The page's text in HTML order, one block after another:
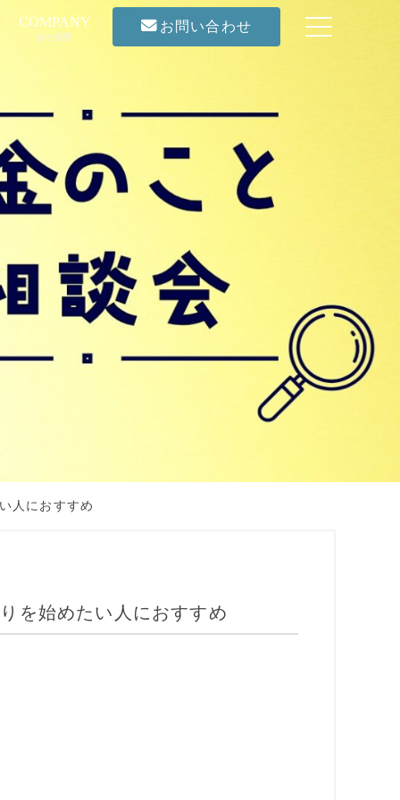
COMPANY
会社概要
お問い合わせ
人におすすめ
を始めたい人におすすめ